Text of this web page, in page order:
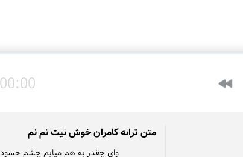
00:00
متن ترانه کامران خوش نیت نم نم